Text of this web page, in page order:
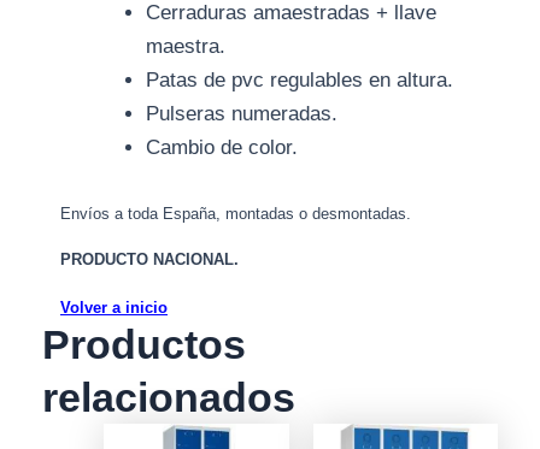
Cerraduras amaestradas + llave
maestra.
Patas de pvc regulables en altura.
Pulseras numeradas.
Cambio de color.
Envíos a toda España, montadas o desmontadas.
PRODUCTO NACIONAL.
Volver a inicio
Productos
relacionados